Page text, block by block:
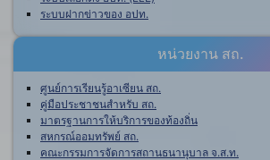
ระบบฝากข่าวของ อปท.
หน่วยงาน สถ.
ศูนย์การเรียนรู้อาเซียน สถ.
คู่มือประชาชนสำหรับ สถ.
มาตรฐานการให้บริการของท้องถิ่น
สหกรณ์ออมทรัพย์ สถ.
คณะกรรมการจัดการสถานธนานุบาล จ.ส.ท.